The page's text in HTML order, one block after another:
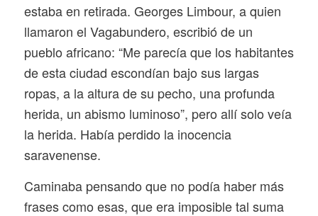
estaba en retirada. Georges Limbour, a quien
llamaron el Vagabundero, escribió de un
pueblo africano: “Me parecía que los habitantes
de esta ciudad escondían bajo sus largas
ropas, a la altura de su pecho, una profunda
herida, un abismo luminoso”, pero allí solo veía
la herida. Había perdido la inocencia
saravenense.
Caminaba pensando que no podía haber más
frases como esas, que era imposible tal suma